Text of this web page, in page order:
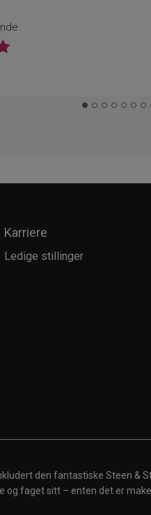
Karriere
Ledige stillinger
den fantastiske Steen &
faget sitt – enten det er